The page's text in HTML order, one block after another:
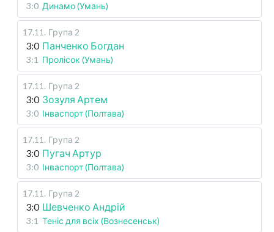
3:0 Динамо (Умань)
17.11 . Група 2
3:0 Панченко Богдан
3:1 Пролісок (Умань)
17.11 . Група 2
3:0 Зозуля Артем
3:0 Інваспорт (Полтава)
17.11 . Група 2
3:0 Пугач Артур
3:0 Інваспорт (Полтава)
17.11 . Група 2
3:0 Шевченко Андрій
3:1 Теніс для всіх (Вознесенськ)